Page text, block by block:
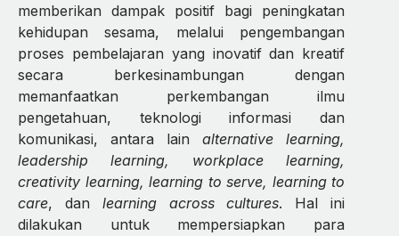
memberikan dampak positif bagi peningkatan
kehidupan sesama, melalui pengembangan
proses pembelajaran yang inovatif dan kreatif
secara berkesinambungan dengan
memanfaatkan perkembangan ilmu
pengetahuan, teknologi informasi dan
komunikasi, antara lainalternative learning,
leadership learning, workplace learning,
creativity learning, learning to serve, learning to
care, dan learning across cultures. Hal ini
dilakukan untuk mempersiapkan para